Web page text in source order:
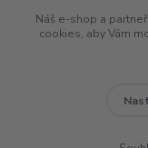
Mimosoudní řešení
Náš e-shop a
cookies, aby Vám